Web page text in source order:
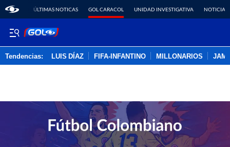
ÚLTIMAS NOTICAS GOL CARACOL UNIDAD INVESTIGATIVA NOTICIAS
Tendencias: LUIS DÍAZ FIFA-INFANTINO MILLONARIOS